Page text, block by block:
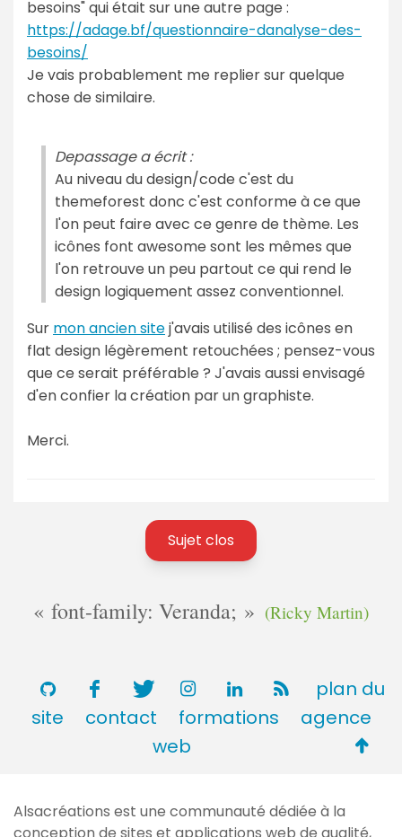
besoins" qui était sur une autre page :
https://adage.bf/questionnaire-danalyse-des-
besoins/
Je vais probablement me replier sur quelque
chose de similaire.
Depassage a écrit :
Au niveau du design/code c'est du
themeforest donc c'est conforme à ce que
l'on peut faire avec ce genre de thème. Les
icônes font awesome sont les mêmes que
l'on retrouve un peu partout ce qui rend le
design logiquement assez conventionnel.
Sur mon ancien sitej'avais utilisé des icônes en
flat design légèrement retouchées ; pensez-vous
que ce serait préférable ? J'avais aussi envisagé
d'en confier la création par un graphiste.
Merci.
Sujet clos
font-family: Veranda; (Ricky Martin)
plan du
site
contact formations
agence
web
de
Alsacréations est une communauté dédiée à la